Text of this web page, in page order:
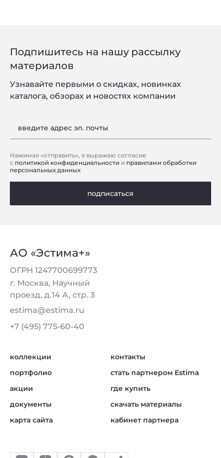
Подпишитесь на нашу рассылку
материалов
Узнавайте первыми о скидках, новинках
каталога, обзорах и новостях компании
введите адрес эл. почты
Нажимая «отправить», я выражаю согласие
с политикой конфиденциальности и правилами обработки
персональных данных
подписаться
АО «Эстима+»
ОГРН 1247700699773
г. Москва, Научный
проезд, д.14 А, стр. 3
estima@estima.ru
+7 (495) 775-60-40
коллекции
портфолио
акции
документы
карта сайта
контакты
стать партнером Estima
где купить
скачать материалы
кабинет партнера